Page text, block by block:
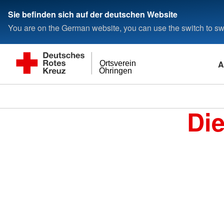
Sie befinden sich auf der deutschen Website
You are on the German website, you can use the switch to
Öhringen
Ortsverein